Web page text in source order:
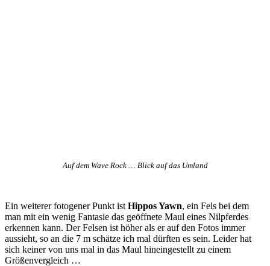
Auf dem Wave Rock … Blick auf das Umland
Ein weiterer fotogener Punkt ist Hippos Yawn, ein Fels bei dem
man mit ein wenig Fantasie das geöffnete Maul eines Nilpferdes
erkennen kann. Der Felsen ist höher als er auf den Fotos immer
aussieht, so an die 7 m schätze ich mal dürften es sein. Leider hat
sich keiner von uns mal in das Maul hineingestellt zu einem
Größenvergleich …